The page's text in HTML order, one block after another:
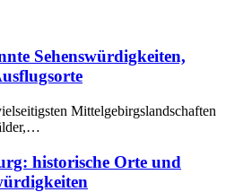
Sehenswürdigkeiten,
Mittelgebirgslandschaften
historische Orte und